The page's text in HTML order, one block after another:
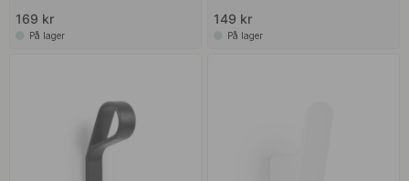
169 kr
På lager
149 kr
På lager